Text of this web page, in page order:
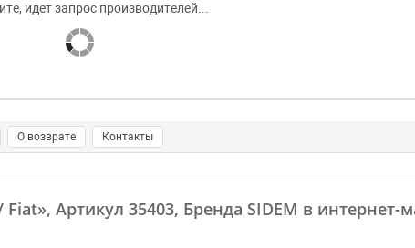
идет запрос производителей...
О возврате Контакты
Fiat», Артикул 35403, Бренда SIDEM в интернет-